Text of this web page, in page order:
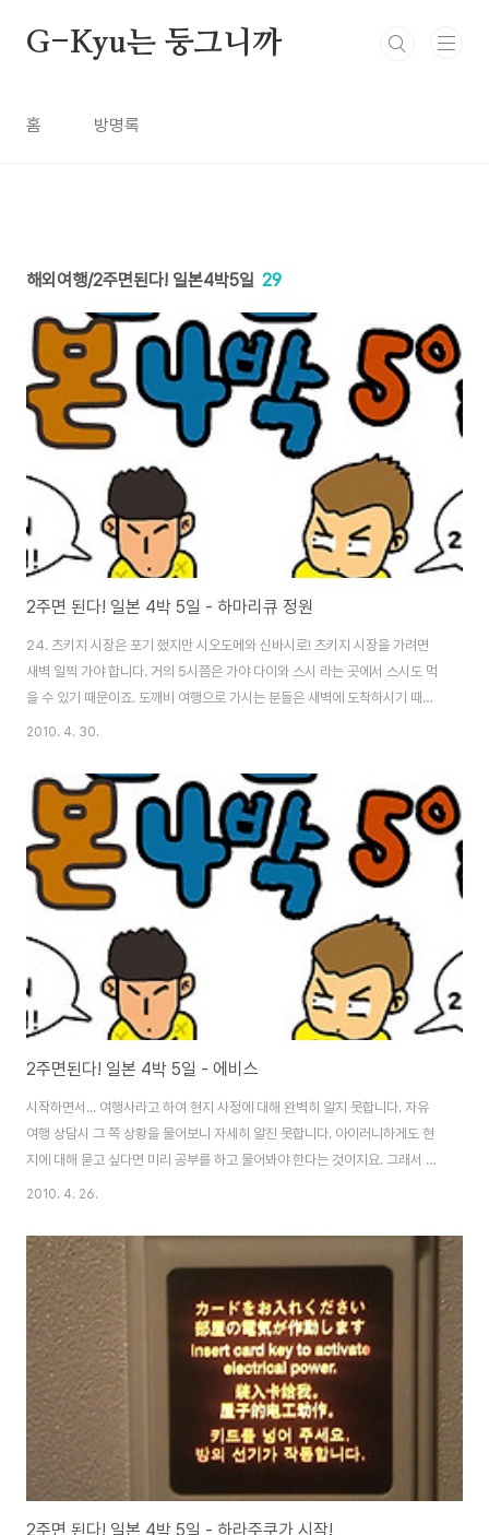
G-Kyu는 둥그니까
홈 방명록
해외여행/2주면된다! 일본4박5일 29
2주면 된다! 일본 4박 5일 - 하마리큐 정원
24. 츠키지 시장은 포기 했지만 시오도메와 신바시로! 츠키지 시장을 가려면
새벽 일찍 가야 합니다. 거의 5시쯤은 가야 다이와 스시 라는 곳에서 스시도 먹
을 수 있기 때문이죠. 도깨비 여행으로 가시는 분들은 새벽에 도착하시기 때문
에 가시는 경우가 많은데, 저희는 너무 이른 새벽이라 포기 하고 좀 여유있는 일
주쿠역 남쪽출구 가 나오면서 뉴스 진행을 하는 것을 봤습니다. 걸어서 10분도
안 걸리는 곳에서 뉴스를 하니 신기하기도 하면서 대도시에 있다는 것이 새삼
느껴지는 날입니다. 일본에서 비와 눈을 한 날에 보게 될 줄은 생각도 못했는데,
우박을 제외하면 하늘에서 내릴 수 있는 것을 다 보게 되었습니다. 어제와 같은
짐을 싸고 길..
2010. 4. 30.
2주면된다! 일본 4박 5일 - 에비스
시작하면서... 여행사라고 하여 현지 사정에 대해 완벽히 알지 못합니다. 자유
여행 상담시 그 쪽 상황을 물어보니 자세히 알진 못합니다. 아이러니하게도 현
지에 대해 묻고 싶다면 미리 공부를 하고 물어봐야 한다는 것이지요. 그래서 생
각한 것은 블로그 혹은 서적으로 통한 정보를 취합하면 여행사 상담 직원보다
이스 하치공을 만나고 시부야를 한바퀴 돌고 싶었으나 이내 포기 하였습니다.
시부야는 우리나라의 홍대같은 분위기라고 생각하면 빠른 이해가 될 것 같습니
다. 트랜드의 중심이고 일본 젊은이들의 모습을 가장 확실히 볼 수 있는 곳이었
지요. 그렇지만 비도 오고, 상점 이곳 저곳을 다닐만한 여력이 없다고 판단하고
JR 야마노테선으로 ..
2010. 4. 26.
2주면 된다! 일본 4박 5일 - 하라주쿠가 시작!